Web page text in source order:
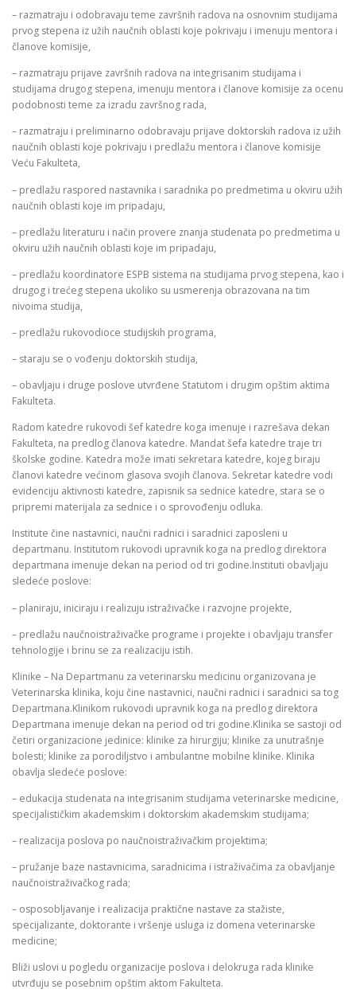
– razmatraju i odobravaju teme završnih radova na osnovnim studijama
prvog stepena iz užih naučnih oblasti koje pokrivaju i imenuju mentora i
članove komisije,
– razmatraju prijave završnih radova na integrisanim studijama i
studijama drugog stepena, imenuju mentora i članove komisije za ocenu
podobnosti teme za izradu završnog rada,
– razmatraju i preliminarno odobravaju prijave doktorskih radova iz užih
naučnih oblasti koje pokrivaju i predlažu mentora i članove komisije
Veću Fakulteta,
– predlažu raspored nastavnika i saradnika po predmetima u okviru užih
naučnih oblasti koje im pripadaju,
– predlažu literaturu i način provere znanja studenata po predmetima u
okviru užih naučnih oblasti koje im pripadaju,
– predlažu koordinatore ESPB sistema na studijama prvog stepena, kao i
drugog i trećeg stepena ukoliko su usmerenja obrazovana na tim
nivoima studija,
– predlažu rukovodioce studijskih programa,
– staraju se o vođenju doktorskih studija,
– obavljaju i druge poslove utvrđene Statutom i drugim opštim aktima
Fakulteta.
Radom katedre rukovodi šef katedre koga imenuje i razrešava dekan
Fakulteta, na predlog članova katedre. Mandat šefa katedre traje tri
školske godine. Katedra može imati sekretara katedre, kojeg biraju
članovi katedre većinom glasova svojih članova. Sekretar katedre vodi
evidenciju aktivnosti katedre, zapisnik sa sednice katedre, stara se o
pripremi materijala za sednice i o sprovođenju odluka.
Institute čine nastavnici, naučni radnici i saradnici zaposleni u
departmanu. Institutom rukovodi upravnik koga na predlog direktora
departmana imenuje dekan na period od tri godine.Instituti obavljaju
sledeće poslove:
– planiraju, iniciraju i realizuju istraživačke i razvojne projekte,
– predlažu naučnoistraživačke programe i projekte i obavljaju transfer
tehnologije i brinu se za realizaciju istih.
Klinike – Na Departmanu za veterinarsku medicinu organizovana je
Veterinarska klinika, koju čine nastavnici, naučni radnici i saradnici sa tog
Departmana.Klinikom rukovodi upravnik koga na predlog direktora
Departmana imenuje dekan na period od tri godine.Klinika se sastoji od
četiri organizacione jedinice: klinike za hirurgiju; klinike za unutrašnje
bolesti; klinike za porodiljstvo i ambulantne mobilne klinike. Klinika
obavlja sledeće poslove:
– edukacija studenata na integrisanim studijama veterinarske medicine,
specijalističkim akademskim i doktorskim akademskim studijama;
– realizacija poslova po naučnoistraživačkim projektima;
– pružanje baze nastavnicima, saradnicima i istraživačima za obavljanje
naučnoistraživačkog rada;
– osposobljavanje i realizacija praktične nastave za stažiste,
specijalizante, doktorante i vršenje usluga iz domena veterinarske
medicine;
Bliži uslovi u pogledu organizacije poslova i delokruga rada klinike
utvrđuju se posebnim opštim aktom Fakulteta.